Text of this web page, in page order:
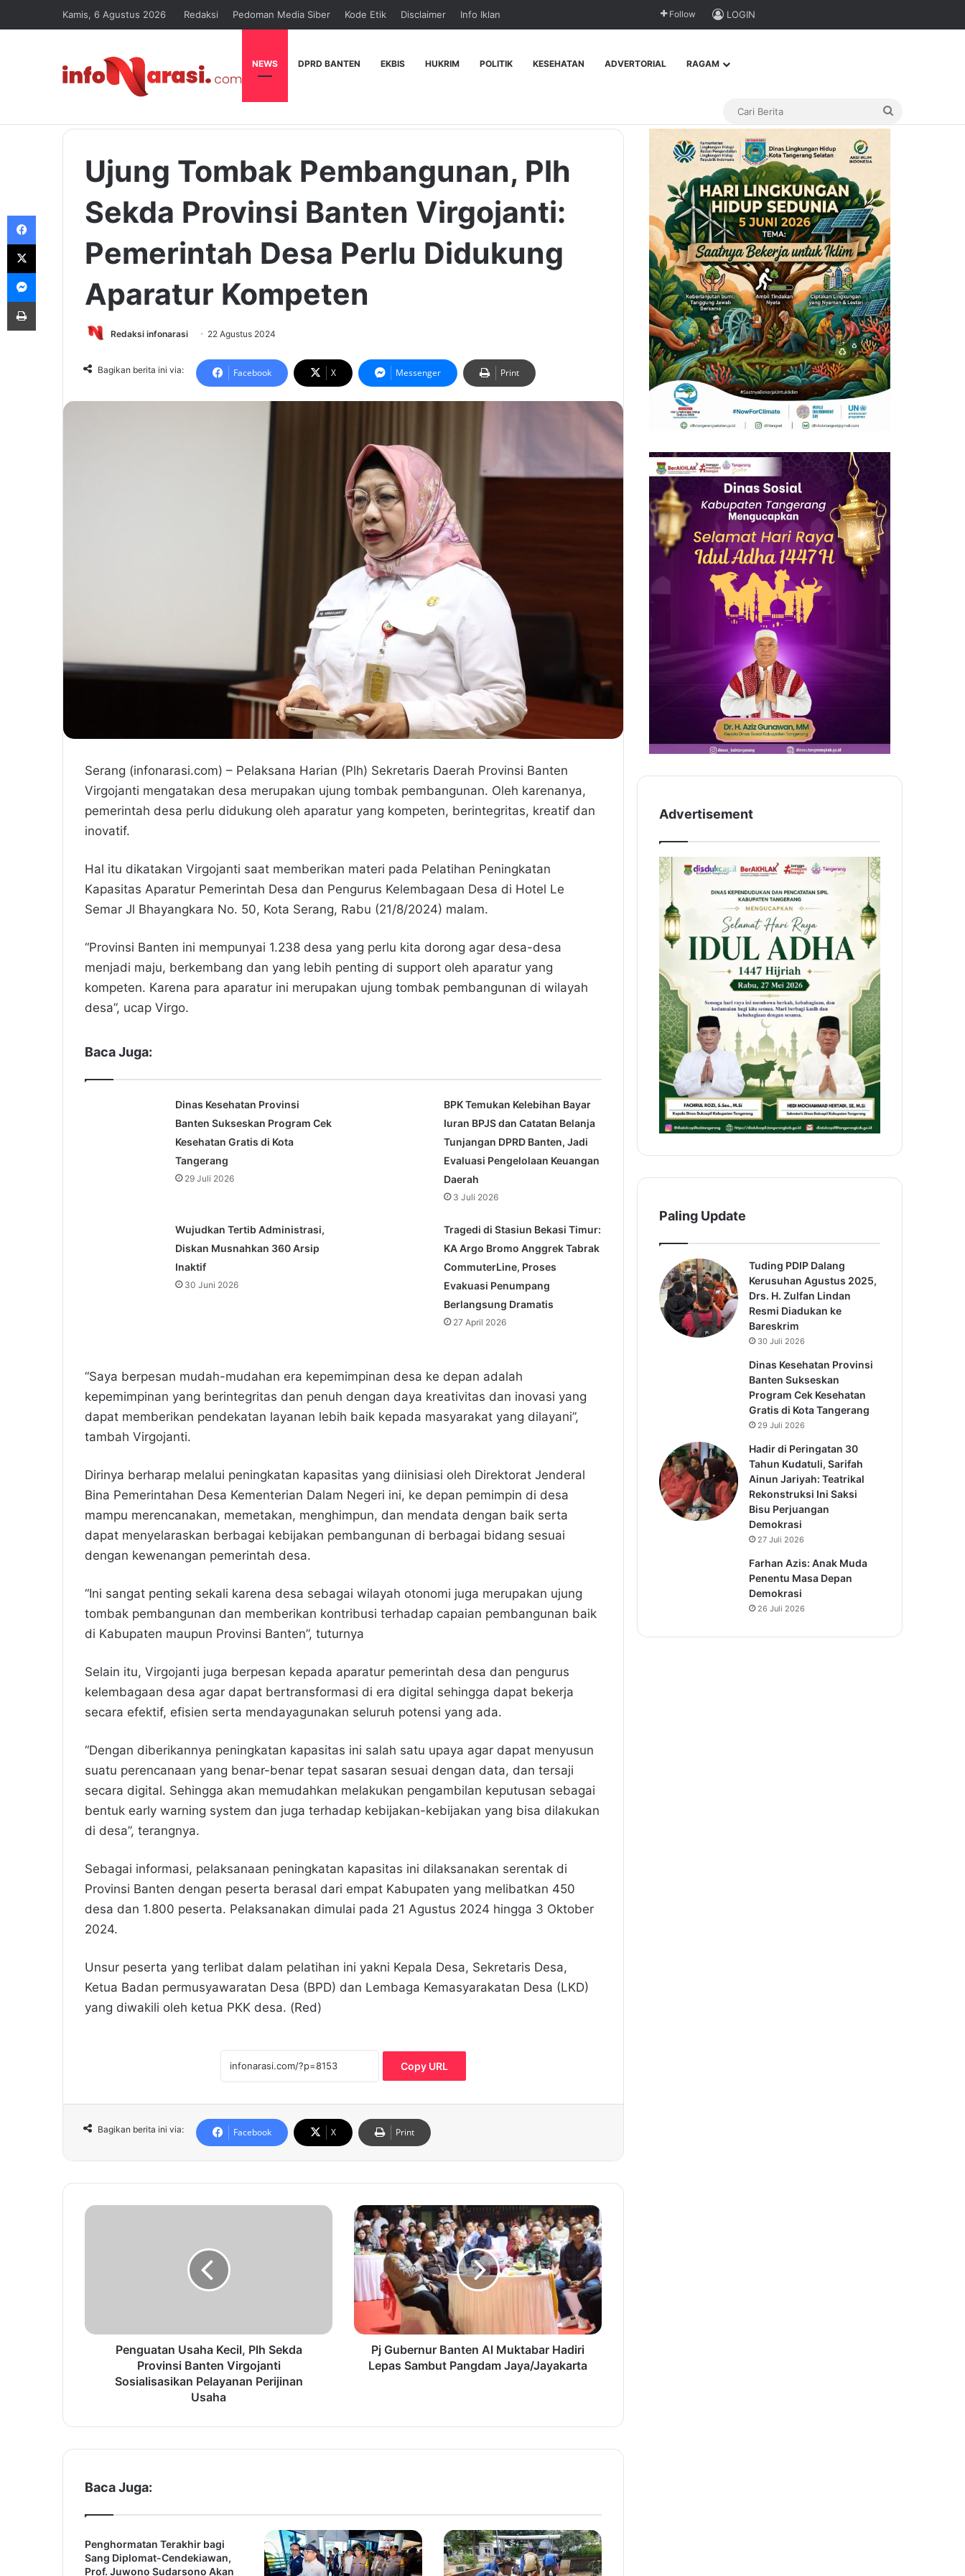
Kamis, 6 Agustus 2026 Redaksi Pedoman Media Siber Kode Etik Disclaimer Info Iklan Follow LOGIN
NEWS DPRD BANTEN EKBIS HUKRIM POLITIK KESEHATAN ADVERTORIAL RAGAM
Ujung Tombak Pembangunan, Plh
Sekda Provinsi Banten Virgojanti:
Pemerintah Desa Perlu Didukung
Aparatur Kompeten
Redaksi infonarasi 22 Agustus 2024
Bagikan berita ini via: Facebook X Messenger Print
Serang (infonarasi.com) – Pelaksana Harian (Plh) Sekretaris Daerah Provinsi Banten
Virgojanti mengatakan desa merupakan ujung tombak pembangunan. Oleh karenanya,
pemerintah desa perlu didukung oleh aparatur yang kompeten, berintegritas, kreatif dan
inovatif.
Hal itu dikatakan Virgojanti saat memberikan materi pada Pelatihan Peningkatan
Kapasitas Aparatur Pemerintah Desa dan Pengurus Kelembagaan Desa di Hotel Le
Semar Jl Bhayangkara No. 50, Kota Serang, Rabu (21/8/2024) malam.
“Provinsi Banten ini mempunyai 1.238 desa yang perlu kita dorong agar desa-desa
menjadi maju, berkembang dan yang lebih penting di support oleh aparatur yang
kompeten. Karena para aparatur ini merupakan ujung tombak pembangunan di wilayah
desa”, ucap Virgo.
Baca Juga:
Dinas Kesehatan Provinsi
Banten Sukseskan Program Cek
Kesehatan Gratis di Kota
Tangerang
29 Juli 2026
BPK Temukan Kelebihan Bayar
Iuran BPJS dan Catatan Belanja
Tunjangan DPRD Banten, Jadi
Evaluasi Pengelolaan Keuangan
Daerah
3 Juli 2026
Wujudkan Tertib Administrasi,
Diskan Musnahkan 360 Arsip
Inaktif
30 Juni 2026
Tragedi di Stasiun Bekasi Timur:
KA Argo Bromo Anggrek Tabrak
CommuterLine, Proses
Evakuasi Penumpang
Berlangsung Dramatis
27 April 2026
“Saya berpesan mudah-mudahan era kepemimpinan desa ke depan adalah
kepemimpinan yang berintegritas dan penuh dengan daya kreativitas dan inovasi yang
dapat memberikan pendekatan layanan lebih baik kepada masyarakat yang dilayani”,
tambah Virgojanti.
Dirinya berharap melalui peningkatan kapasitas yang diinisiasi oleh Direktorat Jenderal
Bina Pemerintahan Desa Kementerian Dalam Negeri ini, ke depan pemimpin di desa
mampu merencanakan, memetakan, menghimpun, dan mendata dengan baik serta
dapat menyelaraskan berbagai kebijakan pembangunan di berbagai bidang sesuai
dengan kewenangan pemerintah desa.
“Ini sangat penting sekali karena desa sebagai wilayah otonomi juga merupakan ujung
tombak pembangunan dan memberikan kontribusi terhadap capaian pembangunan baik
di Kabupaten maupun Provinsi Banten”, tuturnya
Selain itu, Virgojanti juga berpesan kepada aparatur pemerintah desa dan pengurus
kelembagaan desa agar dapat bertransformasi di era digital sehingga dapat bekerja
secara efektif, efisien serta mendayagunakan seluruh potensi yang ada.
“Dengan diberikannya peningkatan kapasitas ini salah satu upaya agar dapat menyusun
suatu perencanaan yang benar-benar tepat sasaran sesuai dengan data, dan tersaji
secara digital. Sehingga akan memudahkan melakukan pengambilan keputusan sebagai
bentuk early warning system dan juga terhadap kebijakan-kebijakan yang bisa dilakukan
di desa”, terangnya.
Sebagai informasi, pelaksanaan peningkatan kapasitas ini dilaksanakan serentak di
Provinsi Banten dengan peserta berasal dari empat Kabupaten yang melibatkan 450
desa dan 1.800 peserta. Pelaksanakan dimulai pada 21 Agustus 2024 hingga 3 Oktober
2024.
Unsur peserta yang terlibat dalam pelatihan ini yakni Kepala Desa, Sekretaris Desa,
Ketua Badan permusyawaratan Desa (BPD) dan Lembaga Kemasyarakatan Desa (LKD)
yang diwakili oleh ketua PKK desa. (Red)
Copy URL
Bagikan berita ini via: Facebook X Print
P
n
K
l
P
h
S
Penguatan Usaha Kecil, Plh Sekda
Provinsi Banten Virgojanti
Sosialisasikan Pelayanan Perijinan
Usaha
P
j
G
u
e
r
u
e
k
t
a
b
Pj Gubernur Banten Al Muktabar Hadiri
Lepas Sambut Pangdam Jaya/Jayakarta
Baca Juga:
Penghormatan Terakhir bagi
Sang Diplomat-Cendekiawan,
Prof. Juwono Sudarsono Akan
Advertisement
Paling Update
Tuding PDIP Dalang
Kerusuhan Agustus 2025,
Drs. H. Zulfan Lindan
Resmi Diadukan ke
Bareskrim
30 Juli 2026
Dinas Kesehatan Provinsi
Banten Sukseskan
Program Cek Kesehatan
Gratis di Kota Tangerang
29 Juli 2026
Hadir di Peringatan 30
Tahun Kudatuli, Sarifah
Ainun Jariyah: Teatrikal
Rekonstruksi Ini Saksi
Bisu Perjuangan
Demokrasi
27 Juli 2026
Farhan Azis: Anak Muda
Penentu Masa Depan
Demokrasi
26 Juli 2026